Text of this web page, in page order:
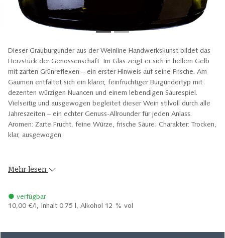
Dieser Grauburgunder aus der Weinline Handwerkskunst bildet das
Herzstück der Genossenschaft. Im Glas zeigt er sich in hellem Gelb
mit zarten Grünreflexen – ein erster Hinweis auf seine Frische. Am
Gaumen entfaltet sich ein klarer, feinfruchtiger Burgundertyp mit
dezenten würzigen Nuancen und einem lebendigen Säurespiel.
Vielseitig und ausgewogen begleitet dieser Wein stilvoll durch alle
Jahreszeiten – ein echter Genuss-Allrounder für jeden Anlass.
Aromen: Zarte Frucht, feine Würze, frische Säure; Charakter: Trocken,
klar, ausgewogen
Mehr lesen
● verfügbar
10,00 €/l, Inhalt 0.75 l, Alkohol 12 % vol